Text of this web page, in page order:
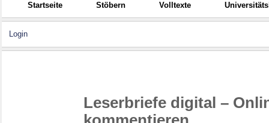
Startseite Stöbern Volltexte
Login
Leserbriefe digital –